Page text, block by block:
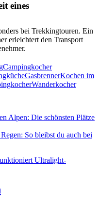
eines
bei Trekkingtouren. Ein
erleichtert den Transport
Campingkocher
GasbrennerKochen im
Wanderkocher
Alpen: Die schönsten Plätze
So bleibst du auch bei